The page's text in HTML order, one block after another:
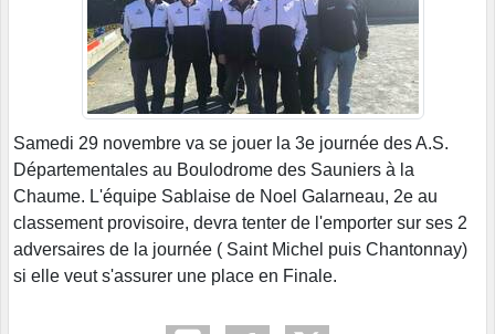
Samedi 29 novembre va se jouer la 3e journée des A.S.
Départementales au Boulodrome des Sauniers à la
Chaume. L'équipe Sablaise de Noel Galarneau, 2e au
classement provisoire, devra tenter de l'emporter sur ses 2
adversaires de la journée ( Saint Michel puis Chantonnay)
si elle veut s'assurer une place en Finale.